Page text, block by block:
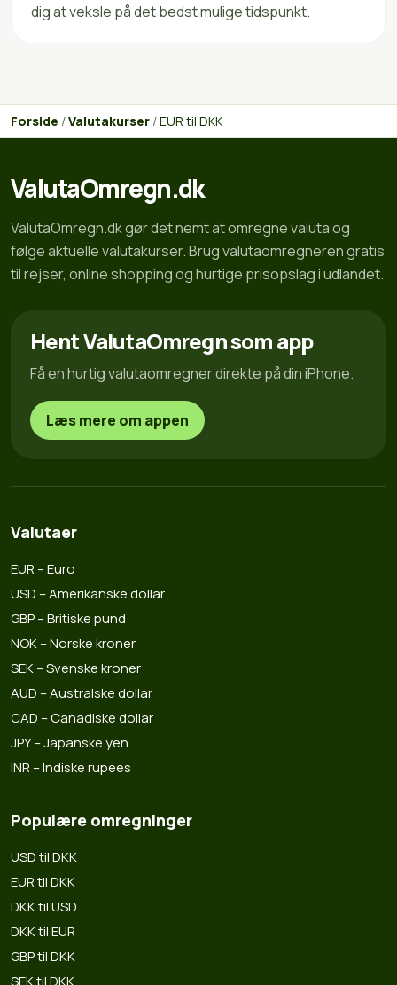
dig at veksle på det bedst mulige tidspunkt.
Forside /Valutakurser /EUR til DKK
ValutaOmregn.dk
ValutaOmregn.dk gør det nemt at omregne valuta og
følge aktuelle valutakurser. Brug valutaomregneren gratis
til rejser, online shopping og hurtige prisopslag i udlandet.
Hent ValutaOmregn som app
Få en hurtig valutaomregner direkte på din iPhone.
Læs mere om appen
Valutaer
EUR – Euro
USD – Amerikanske dollar
GBP – Britiske pund
NOK – Norske kroner
SEK – Svenske kroner
AUD – Australske dollar
CAD – Canadiske dollar
JPY – Japanske yen
INR – Indiske rupees
Populære omregninger
USD til DKK
EUR til DKK
DKK til USD
DKK til EUR
GBP til DKK
SEK til DKK